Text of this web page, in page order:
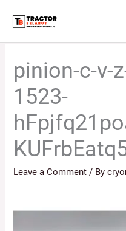
content
pinion-c-v-
1523-
Leave a Comment / By